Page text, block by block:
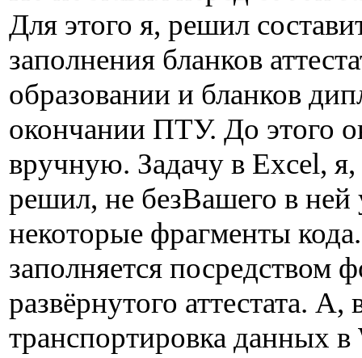
Для этого я, решил
заполнения бланков
образовании и бланков
окончании ПТУ. До этого
вручную. Задачу в Excel,
решил, не безВашего в ней
некоторые фрагменты
заполняется посредством
развёрнутого аттестата. А,
транспортировка данных в